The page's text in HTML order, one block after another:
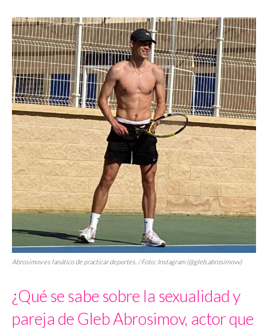
Abrosimov es fanático de practicar deportes. / Foto: Instagram (@gleb.abrosimovv)
¿Qué se sabe sobre la sexualidad y
pareja de Gleb Abrosimov, actor que